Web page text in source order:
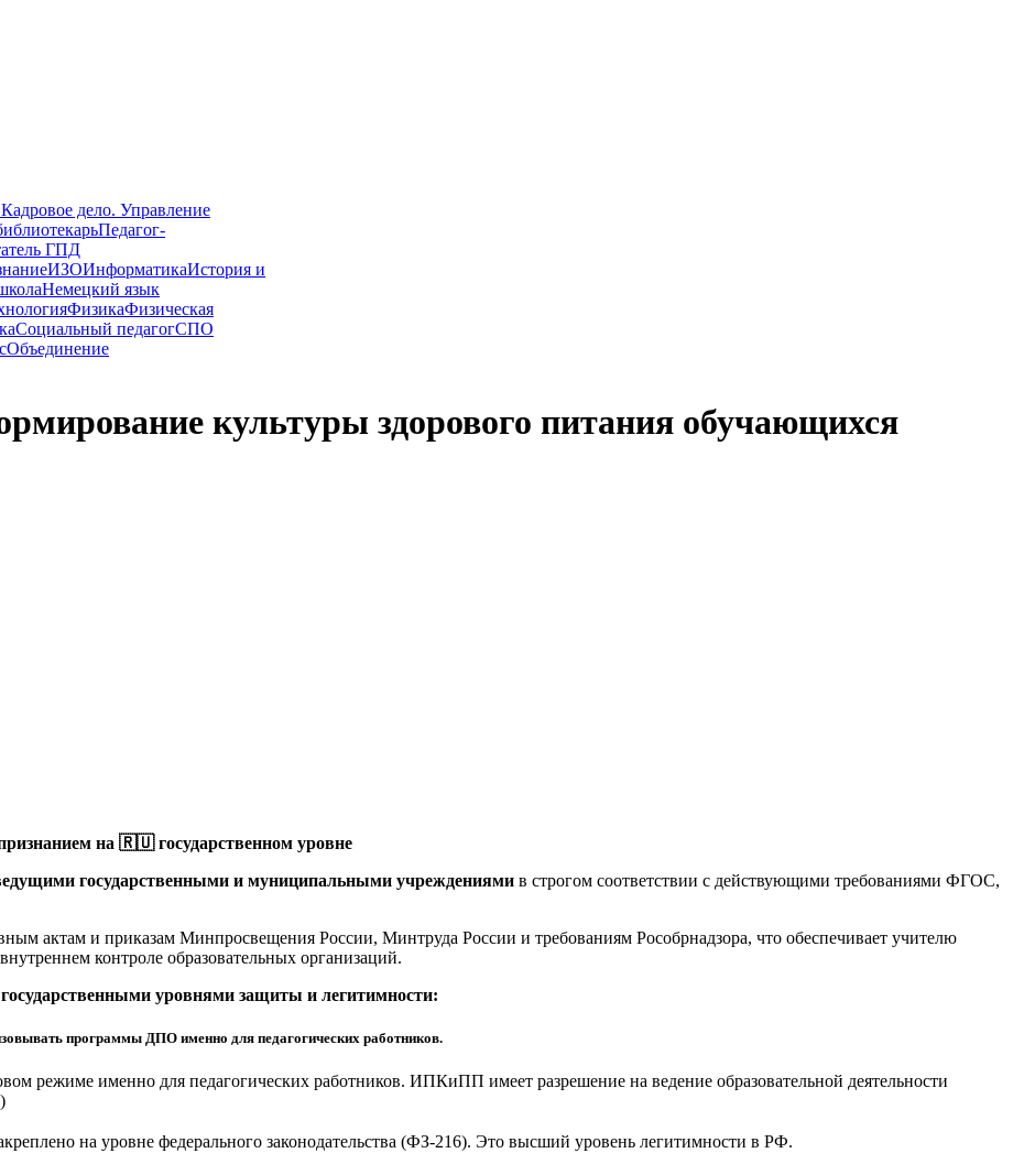
дело. Управление
Педагог-
ГПД
ИЗОИнформатикаИстория и
Немецкий язык
ФизикаФизическая
Социальный педагогСПО
Объединение
культуры здорового питания обучающихся
на 🇷🇺 государственном уровне
государственными и муниципальными учреждениями в строгом соответствии с действующими требованиями ФГОС,
актам и приказам Минпросвещения России, Минтруда России и требованиям Рособрнадзора, что обеспечивает учителю
контроле образовательных организаций.
уровнями защиты и легитимности:
программы ДПО именно для педагогических работников.
режиме именно для педагогических работников. ИПКиПП имеет разрешение на ведение образовательной деятельности
на уровне федерального законодательства (ФЗ-216). Это высший уровень легитимности в РФ.